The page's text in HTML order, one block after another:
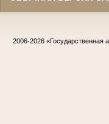
2006-2026 «Государственная